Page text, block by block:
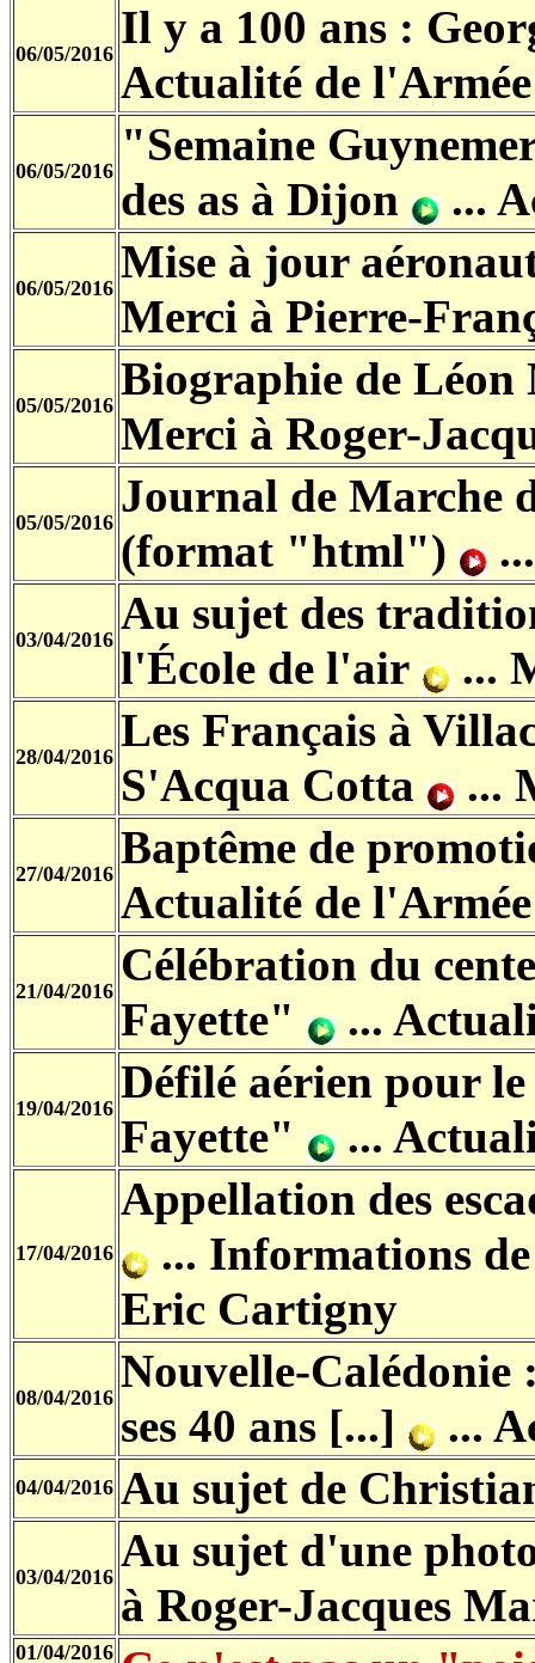
06/05/2016 Il y a 100 ans :
Actualité de
06/05/2016 "Semaine
des as à Dijon
...
06/05/2016 Mise à jour
Merci à Pierre-
05/05/2016 Biographie de
Merci à Roger-
05/05/2016 Journal de Marche
(format "html")
03/04/2016 Au sujet des
l'École de l'air
...
28/04/2016 Les Français à
S'Acqua Cotta
...
27/04/2016 Baptême de
Actualité de
21/04/2016 Célébration du
Fayette"
...
19/04/2016 Défilé aérien pour
Fayette"
...
17/04/2016
Appellation des
... Informations
Eric Cartigny
08/04/2016 Nouvelle-Calédonie
ses 40 ans [...]
...
04/04/2016 Au sujet de
03/04/2016 Au sujet d'une
à Roger-Jacques
01/04/2016